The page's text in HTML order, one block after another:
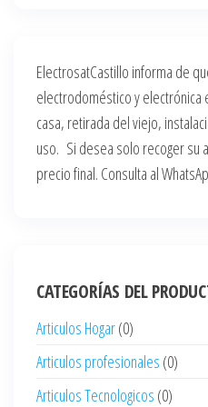
ElectrosatCastillo informa de
electrodoméstico y electrónica
casa, retirada del viejo,
uso. Si desea solo recoger su
precio final. Consulta al
CATEGORÍAS DEL
Articulos Hogar(0)
Articulos profesionales (0)
Articulos Tecnologicos (0)